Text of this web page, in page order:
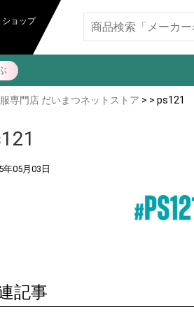
ショップ
専門店 だいまつネットストア > > ps121
年05月03日
記事